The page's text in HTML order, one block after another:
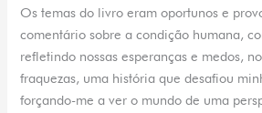
Os temas do livro eram oportunos e
comentário sobre a condição humana,
refletindo nossas esperanças e medos,
fraquezas, uma história que desafiou
forçando-me a ver o mundo de uma